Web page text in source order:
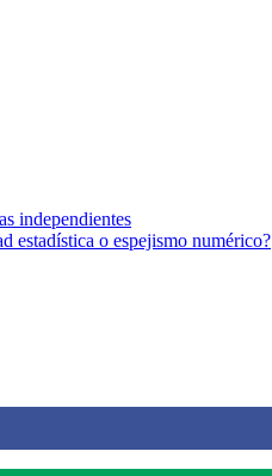
independientes
estadística o espejismo numérico?